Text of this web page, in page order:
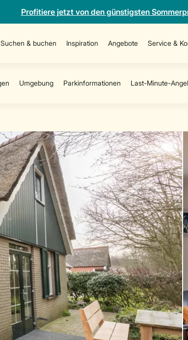
Profitiere jetzt von den günstigsten
Suchen & buchen Inspiration Angebote Service &